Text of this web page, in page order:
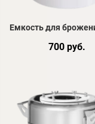
Емкость для
700 руб.